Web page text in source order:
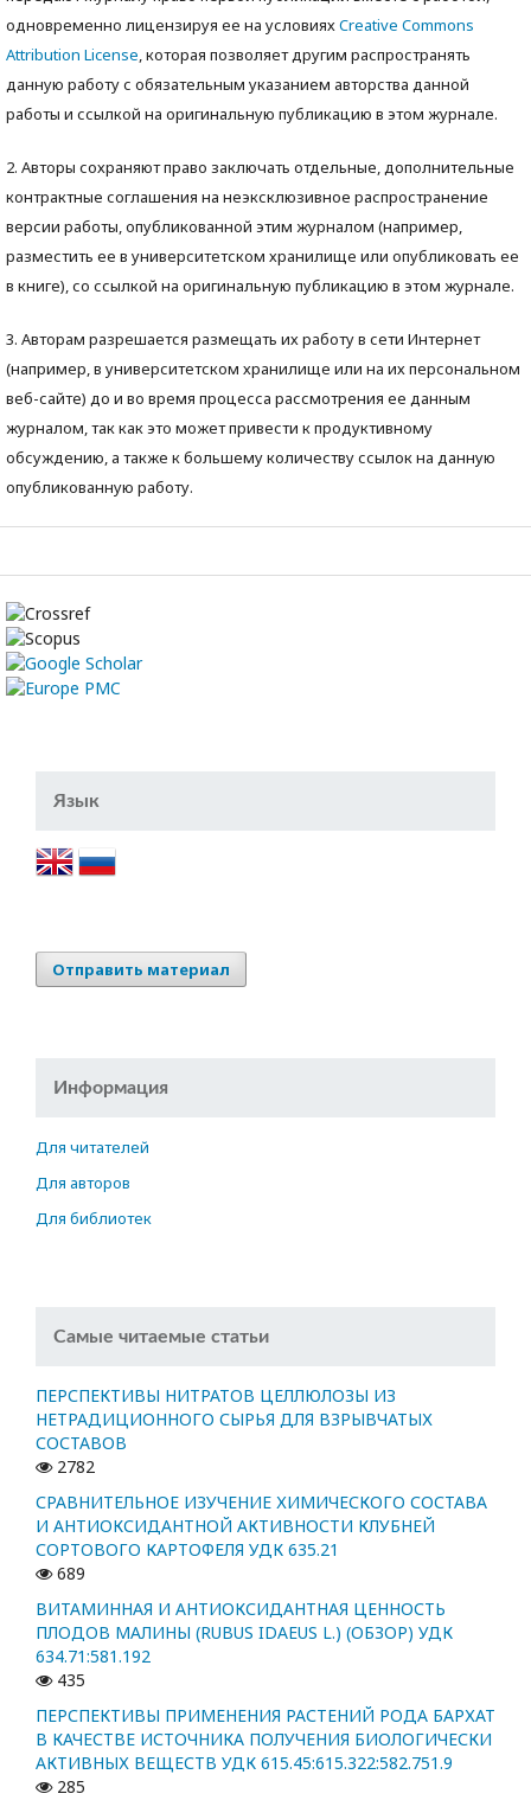
одновременно лицензируя ее на условияхCreative Commons
Attribution License, которая позволяет другим распространять
данную работу с обязательным указанием авторства данной
работы и ссылкой на оригинальную публикацию в этом журнале.
2. Авторы сохраняют право заключать отдельные, дополнительные
контрактные соглашения на неэксклюзивное распространение
версии работы, опубликованной этим журналом (например,
разместить ее в университетском хранилище или опубликовать ее
в книге), со ссылкой на оригинальную публикацию в этом журнале.
3. Авторам разрешается размещать их работу в сети Интернет
(например, в университетском хранилище или на их персональном
веб-сайте) до и во время процесса рассмотрения ее данным
журналом, так как это может привести к продуктивному
обсуждению, а также к большему количеству ссылок на данную
опубликованную работу.
Язык
Отправить материал
Информация
Для читателей
Для авторов
Для библиотек
Самые читаемые статьи
ПЕРСПЕКТИВЫ НИТРАТОВ ЦЕЛЛЮЛОЗЫ ИЗ
НЕТРАДИЦИОННОГО СЫРЬЯ ДЛЯ ВЗРЫВЧАТЫХ
СОСТАВОВ
2782
СРАВНИТЕЛЬНОЕ ИЗУЧЕНИЕ ХИМИЧЕСКОГО СОСТАВА
И АНТИОКСИДАНТНОЙ АКТИВНОСТИ КЛУБНЕЙ
СОРТОВОГО КАРТОФЕЛЯ УДК 635.21
689
ВИТАМИННАЯ И АНТИОКСИДАНТНАЯ ЦЕННОСТЬ
ПЛОДОВ МАЛИНЫ (RUBUS IDAEUS L.) (ОБЗОР) УДК
634.71:581.192
435
ПЕРСПЕКТИВЫ ПРИМЕНЕНИЯ РАСТЕНИЙ РОДА БАРХАТ
В КАЧЕСТВЕ ИСТОЧНИКА ПОЛУЧЕНИЯ БИОЛОГИЧЕСКИ
АКТИВНЫХ ВЕЩЕСТВ УДК 615.45:615.322:582.751.9
285